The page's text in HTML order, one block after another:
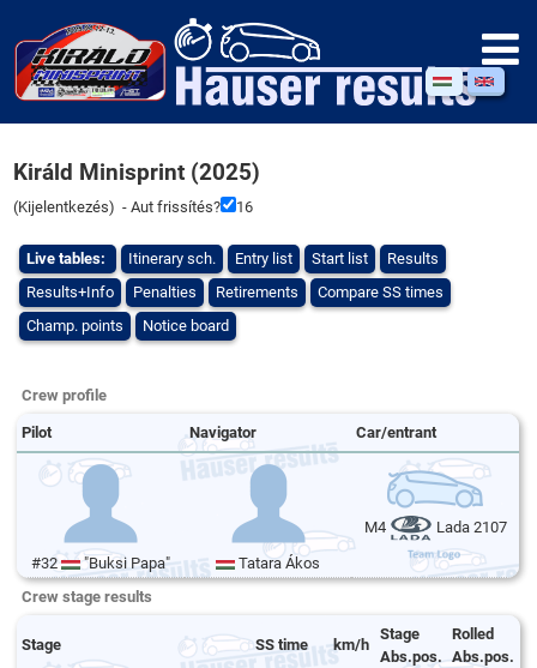
Királd Minisprint (2025)
(Kijelentkezés) - Aut frissítés? 16
Live tables: Itinerary sch. Entry list Start list
Results
Results+Info
Penalties Retirements
Compare SS times
Champ. points
Notice board
Crew profile
Pilot Navigator Car/entrant
#32 "Buksi Papa" Tatara Ákos
M4 Lada 2107
Crew stage results
Stage SS time km/h
Stage
Abs.pos.
Rolled
Abs.pos.